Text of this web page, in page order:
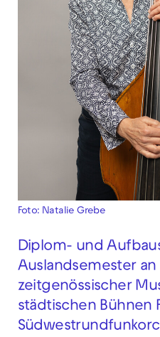
Foto: Natalie Grebe
Diplom- und
Auslandsemester
zeitgenössischer
städtischen Bühnen